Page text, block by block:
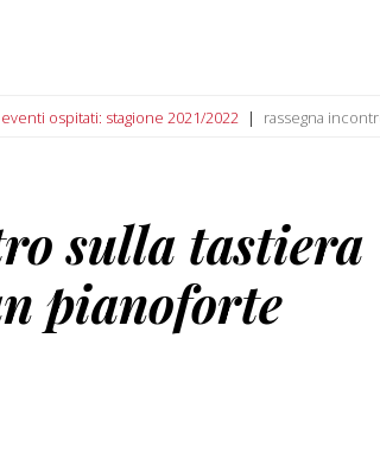
eventi ospitati: stagione 2021/2022 rassegna
sulla tastiera
pianoforte